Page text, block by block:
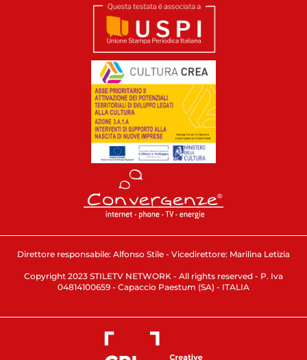
Direttore responsabile: Alfonso Stile - Vicedirettore: Marilina Letizia
Copyright 2023 STILETV NETWORK - All rights reserved - P. Iva
04814100659 - Capaccio Paestum (SA) - ITALIA